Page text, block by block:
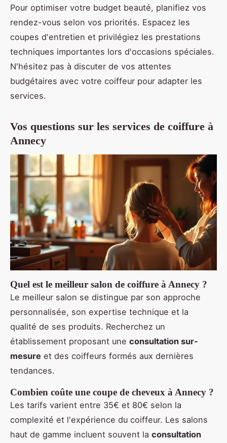
Pour optimiser votre budget beauté, planifiez vos
rendez-vous selon vos priorités. Espacez les
coupes d'entretien et privilégiez les prestations
techniques importantes lors d'occasions spéciales.
N'hésitez pas à discuter de vos attentes
budgétaires avec votre coiffeur pour adapter les
services.
Vos questions sur les services de coiffure à
Annecy
Quel est le meilleur salon de coiffure à Annecy ?
Le meilleur salon se distingue par son approche
personnalisée, son expertise technique et la
qualité de ses produits. Recherchez un
établissement proposant une consultation sur-
mesure et des coiffeurs formés aux dernières
tendances.
Combien coûte une coupe de cheveux à Annecy ?
Les tarifs varient entre 35€ et 80€ selon la
complexité et l'expérience du coiffeur. Les salons
haut de gamme incluent souvent la consultation